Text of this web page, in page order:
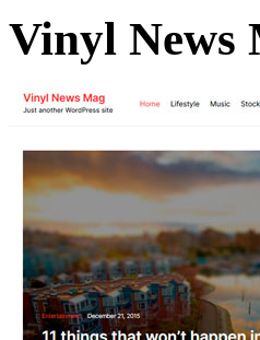
Vinyl News